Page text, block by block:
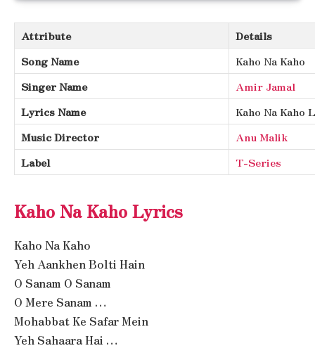
Attribute
Details
Song Name
Kaho Na Kaho
Singer Name
Amir Jamal
Lyrics Name
Kaho Na Kaho
Music Director
Anu Malik
Label
T-Series
Kaho Na Kaho Lyrics
Kaho Na Kaho
Yeh Aankhen Bolti Hain
O Sanam O Sanam
O Mere Sanam …
Mohabbat Ke Safar Mein
Yeh Sahaara Hai …